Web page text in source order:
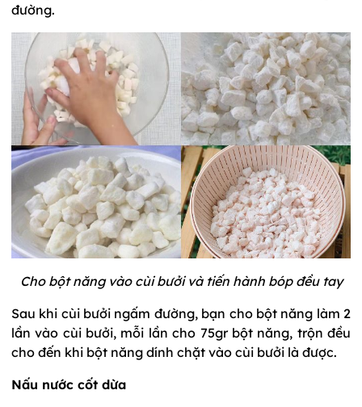
đường.
Cho bột năng vào cùi bưởi và tiến hành bóp đều tay
Sau khi cùi bưởi ngấm đường, bạn cho bột năng làm 2
lần vào cùi bưởi, mỗi lần cho 75gr bột năng, trộn đều
cho đến khi bột năng dính chặt vào cùi bưởi là được.
Nấu nước cốt dừa